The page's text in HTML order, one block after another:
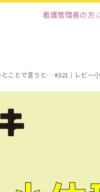
看護管理者の方
とことで言うと… #321｜レビー